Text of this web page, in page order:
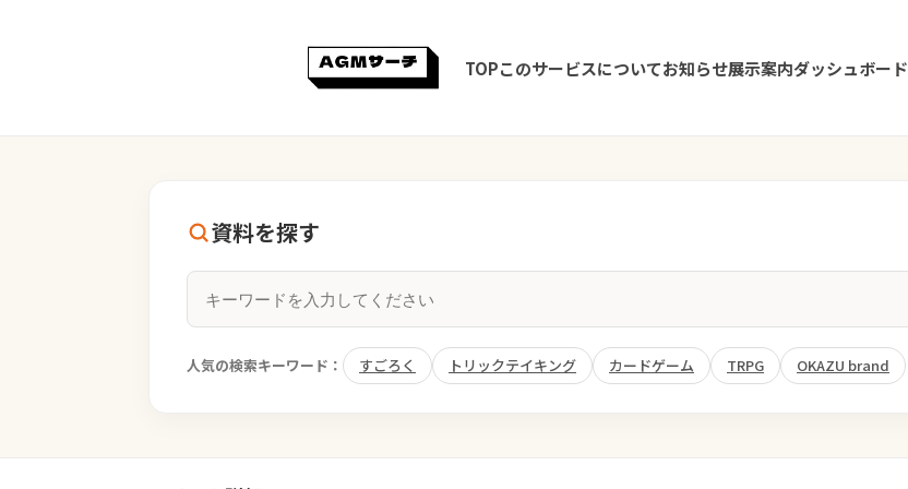
TOPこのサービスについてお知らせ展示案内ダッシュボード
資料を探す
人気の検索キーワード： すごろく トリックテイキング カードゲーム TRPG OKAZU brand